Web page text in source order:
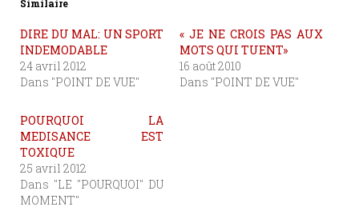
Similaire
DIRE DU MAL: UN SPORT
INDEMODABLE
24 avril 2012
Dans "POINT DE VUE"
« JE NE CROIS PAS AUX
MOTS QUI TUENT»
16 août 2010
Dans "POINT DE VUE"
POURQUOI LA
MEDISANCE EST
TOXIQUE
25 avril 2012
Dans "LE "POURQUOI" DU
MOMENT"